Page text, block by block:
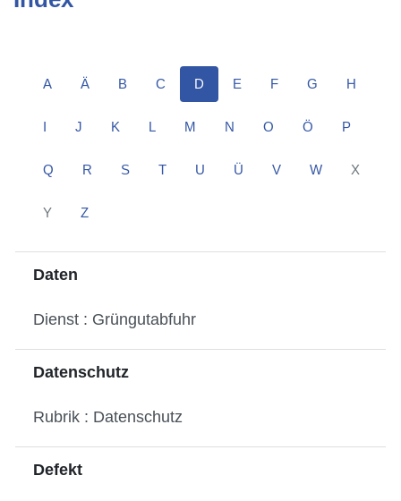
A Ä B C D E F G H
I J K L M N O Ö P
Q R S T U Ü V W X
Y Z
Daten
Dienst : Grüngutabfuhr
Datenschutz
Rubrik : Datenschutz
Defekt